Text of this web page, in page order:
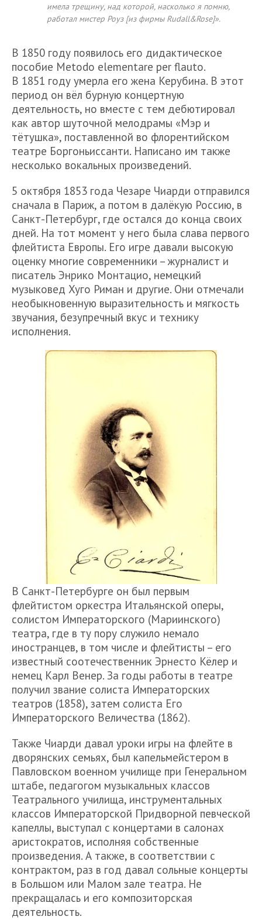
имела трещину, над которой, насколько я помню,
работал мистер Роуз [из фирмы Rudall&Rose]».
В 1850 году появилось его дидактическое
пособие Metodo elementare per flauto.
В 1851 году умерла его жена Керубина. В этот
период он вёл бурную концертную
деятельность, но вместе с тем дебютировал
как автор шуточной мелодрамы «Мэр и
тётушка», поставленной во флорентийском
театре Боргоньиссанти. Написано им также
несколько вокальных произведений.
5 октября 1853 года Чезаре Чиарди отправился
сначала в Париж, а потом в далёкую Россию, в
Санкт-Петербург, где остался до конца своих
дней. На тот момент у него была слава первого
флейтиста Европы. Его игре давали высокую
оценку многие современники – журналист и
писатель Энрико Монтацио, немецкий
музыковед Хуго Риман и другие. Они отмечали
необыкновенную выразительность и мягкость
звучания, безупречный вкус и технику
исполнения.
В Санкт-Петербурге он был первым
флейтистом оркестра Итальянской оперы,
солистом Императорского (Мариинского)
театра, где в ту пору служило немало
иностранцев, в том числе и флейтисты – его
известный соотечественник Эрнесто Кёлер и
немец Карл Венер. За годы работы в театре
получил звание солиста Императорских
театров (1858), затем солиста Его
Императорского Величества (1862).
Также Чиарди давал уроки игры на флейте в
дворянских семьях, был капельмейстером в
Павловском военном училище при Генеральном
штабе, педагогом музыкальных классов
Театрального училища, инструментальных
классов Императорской Придворной певческой
капеллы, выступал с концертами в салонах
аристократов, исполняя собственные
произведения. А также, в соответствии с
контрактом, раз в год давал сольные концерты
в Большом или Малом зале театра. Не
прекращалась и его композиторская
деятельность.